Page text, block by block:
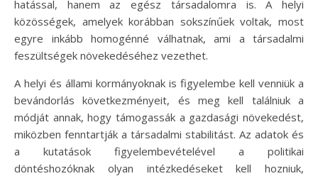
hatással, hanem az egész társadalomra is. A helyi
közösségek, amelyek korábban sokszínűek voltak, most
egyre inkább homogénné válhatnak, ami a társadalmi
feszültségek növekedéséhez vezethet.
A helyi és állami kormányoknak is figyelembe kell venniük a
bevándorlás következményeit, és meg kell találniuk a
módját annak, hogy támogassák a gazdasági növekedést,
miközben fenntartják a társadalmi stabilitást. Az adatok és
a kutatások figyelembevételével a politikai
döntéshozóknak olyan intézkedéseket kell hozniuk,